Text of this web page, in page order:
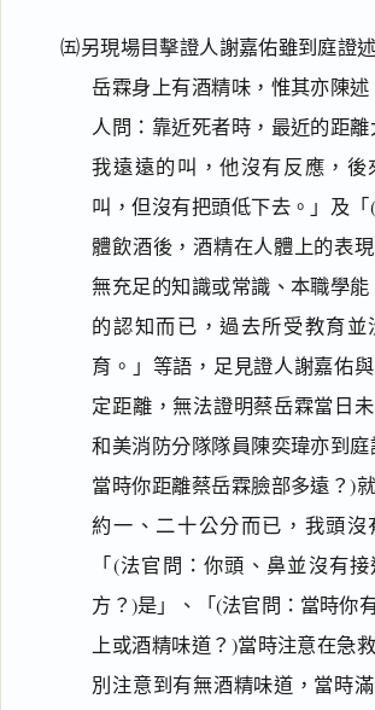
㈤另現場目擊證人謝嘉佑雖到庭證
岳霖身上有酒精味，惟其亦陳
人問：靠近死者時，最近的距
我遠遠的叫，他沒有反應，後
叫，但沒有把頭低下去。」及
體飲酒後，酒精在人體上的表
無充足的知識或常識、本職學
的認知而已，過去所受教育並
育。」等語，足見證人謝嘉佑
定距離，無法證明蔡岳霖當日
和美消防分隊隊員陳奕瑋亦到庭
當時你距離蔡岳霖臉部多遠？)
約一、二十公分而已，我頭沒
「(法官問：你頭、鼻並沒有
方？)是」、「(法官問：當時你
上或酒精味道？)當時注意在急
別注意到有無酒精味道，當時